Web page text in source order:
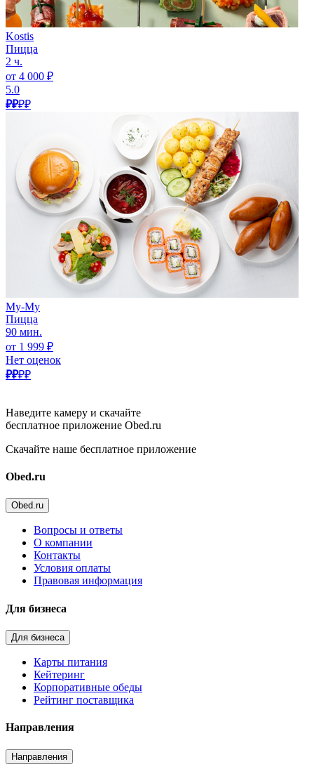
Kostis
Пицца
2 ч.
от 4 000 ₽
5.0
₽₽₽₽
Му-Му
Пицца
90 мин.
от 1 999 ₽
Нет оценок
₽₽₽₽
Наведите камеру и скачайте
бесплатное приложение Obed.ru
Скачайте наше бесплатное приложение
Obed.ru
Obed.ru
Вопросы и ответы
О компании
Контакты
Условия оплаты
Правовая информация
Для бизнеса
Для бизнеса
Карты питания
Кейтеринг
Корпоративные обеды
Рейтинг поставщика
Направления
Направления